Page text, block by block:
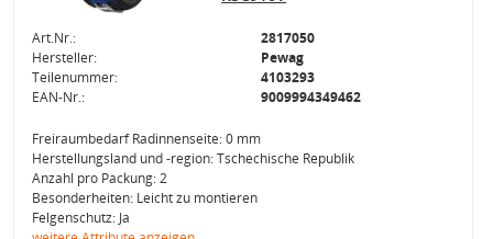
Art.Nr.:
2817050
Hersteller:
Pewag
Teilenummer:
4103293
EAN-Nr.:
9009994349462
Freiraumbedarf Radinnenseite: 0 mm
Herstellungsland und -region: Tschechische Republik
Anzahl pro Packung: 2
Besonderheiten: Leicht zu montieren
Felgenschutz: Ja